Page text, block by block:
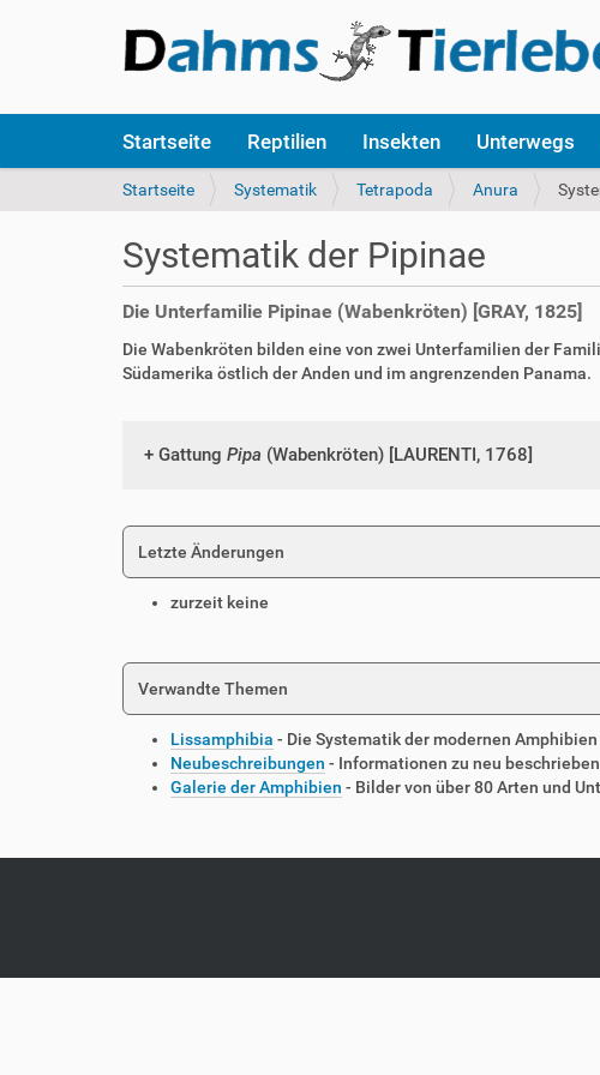
k
Startseite Reptilien Insekten Unterwegs
S
s
i
n
h
i
Startseite Systematik Tetrapoda Anura
Systematik der Pipinae
Die Unterfamilie Pipinae (Wabenkröten) [GRAY, 1825]
Die Wabenkröten bilden eine von zwei Unterfamilien der
Südamerika östlich der Anden und im angrenzenden Panama.
Gattung Pipa (Wabenkröten) [LAURENTI, 1768]
Letzte Änderungen
zurzeit keine
Verwandte Themen
Lissamphibia - Die Systematik der modernen Amphibien
Neubeschreibungen - Informationen zu neu
Galerie der Amphibien - Bilder von über 80 Arten und